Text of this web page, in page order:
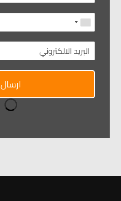
ارسال